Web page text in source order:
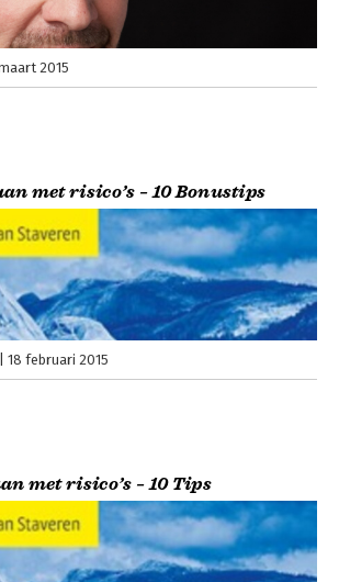
2015
met risico’s – 10 Bonustips
18 februari 2015
met risico’s – 10 Tips